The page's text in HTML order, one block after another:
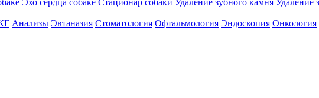
Эхо сердца собаке Стационар собаки Удаление зубного камня Удаление
Анализы Эвтаназия Стоматология Офтальмология Эндоскопия Онкология